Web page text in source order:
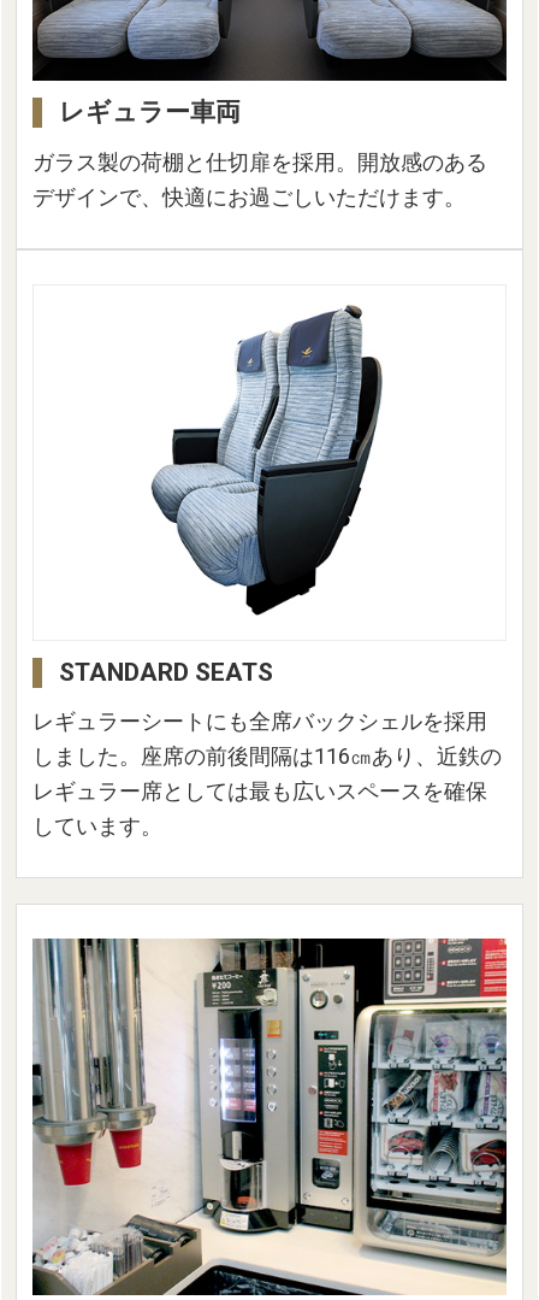
レギュラー車両
ガラス製の荷棚と仕切扉を採用。開放感のある
デザインで、快適にお過ごしいただけます。
STANDARD SEATS
レギュラーシートにも全席バックシェルを採用
しました。座席の前後間隔は116㎝あり、近鉄の
レギュラー席としては最も広いスペースを確保
しています。